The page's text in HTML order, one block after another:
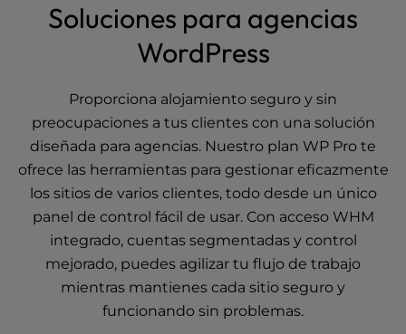
Soluciones para agencias
WordPress
Proporciona alojamiento seguro y sin
preocupaciones a tus clientes con una solución
diseñada para agencias. Nuestro plan WP Pro te
ofrece las herramientas para gestionar eficazmente
los sitios de varios clientes, todo desde un único
panel de control fácil de usar. Con acceso WHM
integrado, cuentas segmentadas y control
mejorado, puedes agilizar tu flujo de trabajo
mientras mantienes cada sitio seguro y
funcionando sin problemas.